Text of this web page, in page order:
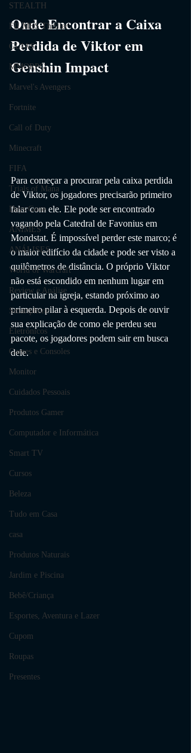
STEALTH
FILMES Thriller
GUIAS
MMORPG
Marvel's Avengers
Fortnite
Call of Duty
Minecraft
FIFA
Trials of Mana
Days Gone
ANIMES
ANÁLISES
World of Warcraft
Review e Análise
Smartphone
Eletrônicos
Games e Consoles
Monitor
Cuidados Pessoais
Produtos Gamer
Computador e Informática
Smart TV
Cursos
Beleza
Tudo em Casa
casa
Produtos Naturais
Jardim e Piscina
Bebê/Criança
Esportes, Aventura e Lazer
Cupom
Roupas
Presentes
Onde Encontrar a Caixa
Perdida de Viktor em
Genshin Impact
Para começar a procurar pela caixa perdida
de Viktor, os jogadores precisarão primeiro
falar com ele. Ele pode ser encontrado
vagando pela Catedral de Favonius em
Mondstat. É impossível perder este marco; é
o maior edifício da cidade e pode ser visto a
quilômetros de distância. O próprio Viktor
não está escondido em nenhum lugar em
particular na igreja, estando próximo ao
primeiro pilar à esquerda. Depois de ouvir
sua explicação de como ele perdeu seu
pacote, os jogadores podem sair em busca
dele.